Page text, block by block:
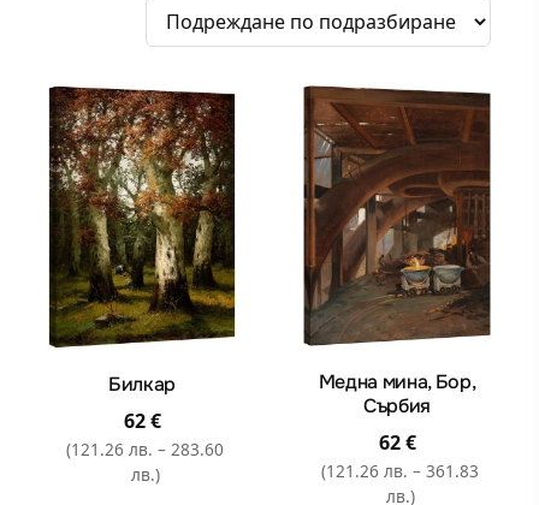
Билкар
62€
(121.26 лв. – 283.60
лв.)
Медна мина, Бор,
Сърбия
62€
(121.26 лв. – 361.83
лв.)